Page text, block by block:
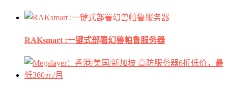
RAKsmart :一键式部署幻兽帕鲁服务器